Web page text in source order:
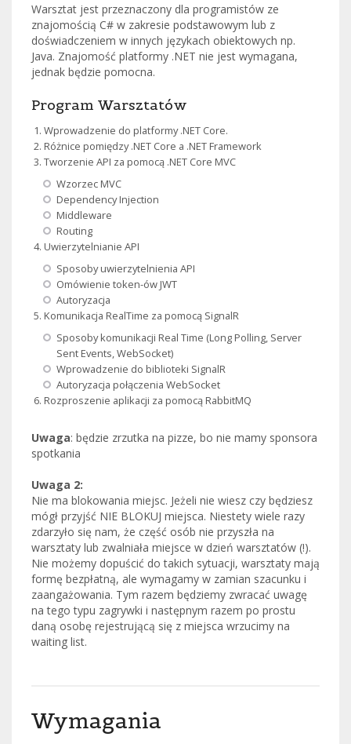
Warsztat jest przeznaczony dla programistów ze
znajomością C# w zakresie podstawowym lub z
doświadczeniem w innych językach obiektowych np.
Java. Znajomość platformy .NET nie jest wymagana,
jednak będzie pomocna.
Program Warsztatów
Wprowadzenie do platformy .NET Core.
Różnice pomiędzy .NET Core a .NET Framework
Tworzenie API za pomocą .NET Core MVC
Wzorzec MVC
Dependency Injection
Middleware
Routing
Uwierzytelnianie API
Sposoby uwierzytelnienia API
Omówienie token-ów JWT
Autoryzacja
Komunikacja RealTime za pomocą SignalR
Sposoby komunikacji Real Time (Long Polling, Server
Sent Events, WebSocket)
Wprowadzenie do biblioteki SignalR
Autoryzacja połączenia WebSocket
Rozproszenie aplikacji za pomocą RabbitMQ
Uwaga: będzie zrzutka na pizze, bo nie mamy sponsora
spotkania
Uwaga 2:
Nie ma blokowania miejsc. Jeżeli nie wiesz czy będziesz
mógł przyjść NIE BLOKUJ miejsca. Niestety wiele razy
zdarzyło się nam, że część osób nie przyszła na
warsztaty lub zwalniała miejsce w dzień warsztatów (!).
Nie możemy dopuścić do takich sytuacji, warsztaty mają
formę bezpłatną, ale wymagamy w zamian szacunku i
zaangażowania. Tym razem będziemy zwracać uwagę
na tego typu zagrywki i następnym razem po prostu
daną osobę rejestrującą się z miejsca wrzucimy na
waiting list.
Wymagania